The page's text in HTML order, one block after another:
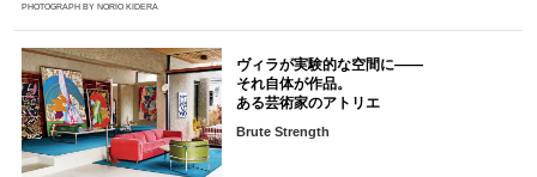
PHOTOGRAPH BY NORIO KIDERA
ヴィラが実験的な空間に――
それ自体が作品。
ある芸術家のアトリエ
Brute Strength